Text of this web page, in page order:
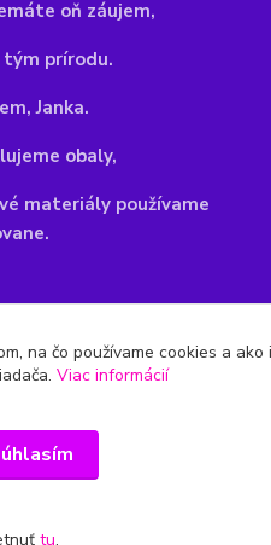
oň záujem,
prírodu.
Janka.
obaly,
materiály používame
na čo používame cookies a ako
Viac informácií
tu.